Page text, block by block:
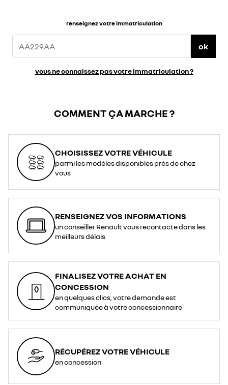
renseignez votre immatriculation
ok
vous ne connaissez pas votre immatriculation ?
COMMENT ÇA MARCHE ?
CHOISISSEZ VOTRE VÉHICULE
parmi les modèles disponibles près de chez
vous
RENSEIGNEZ VOS INFORMATIONS
un conseiller Renault vous recontacte dans les
meilleurs délais
FINALISEZ VOTRE ACHAT EN
CONCESSION
en quelques clics, votre demande est
communiquée à votre concessionnaire
RÉCUPÉREZ VOTRE VÉHICULE
en concession